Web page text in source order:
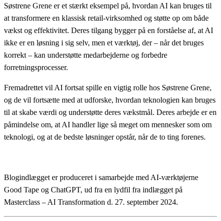
Søstrene Grene er et stærkt eksempel på, hvordan AI kan bruges til
at transformere en klassisk retail-virksomhed og støtte op om både
vækst og effektivitet. Deres tilgang bygger på en forståelse af, at AI
ikke er en løsning i sig selv, men et værktøj, der – når det bruges
korrekt – kan understøtte medarbejderne og forbedre
forretningsprocesser.
Fremadrettet vil AI fortsat spille en vigtig rolle hos Søstrene Grene,
og de vil fortsætte med at udforske, hvordan teknologien kan bruges
til at skabe værdi og understøtte deres vækstmål. Deres arbejde er en
påmindelse om, at AI handler lige så meget om mennesker som om
teknologi, og at de bedste løsninger opstår, når de to ting forenes.
Blogindlægget er produceret i samarbejde med AI-værktøjerne
Good Tape og ChatGPT, ud fra en lydfil fra indlægget på
Masterclass – AI Transformation d. 27. september 2024.